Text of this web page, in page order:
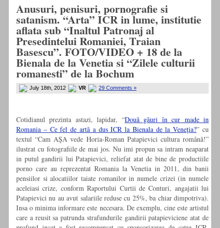
Anusuri, penisuri, pornografie si
satanism. “Arta” ICR in lume, institutie
aflata sub “Inaltul Patronaj al
Presedintelui Romaniei, Traian
Basescu”. FOTO/VIDEO + 18 de la
Bienala de la Venetia si “Zilele culturii
romanesti” de la Bochum
July 18th, 2012 VR 29 Comments »
Cotidianul prezinta astazi, lapidar, “Două găuri în cur made in
Romania – Ce fel de artă a dus ICR la Bienala de la Veneţia?” cu
textul “Cam AŞA vede Horia-Roman Patapievici cultura română!”
ilustrat cu fotografiile de mai jos. Nu imi propun sa intram neaparat
in putul gandirii lui Patapievici, reliefat atat de bine de productiile
porno care au reprezentat Romania la Venetia in 2011, din banii
pensiilor si alocatiilor taiate romanilor in numele crizei (in numele
aceleiasi crize, conform Raportului Curtii de Conturi, angajatii lui
Patapievici nu au avut salariile reduse cu 25%, ba chiar dimpotriva).
Insa o minima informare este necesara. De exemplu, cine este artistul
care a reusit sa patrunda strafundurile gandirii patapieviciene atat de